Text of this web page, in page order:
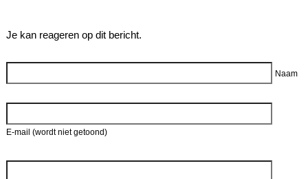
Je kan reageren op dit bericht.
Naam
E-mail (wordt niet getoond)